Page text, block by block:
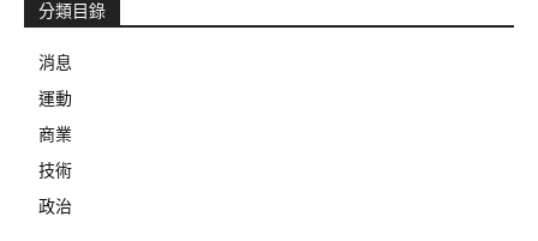
分類目錄
消息
運動
商業
技術
政治